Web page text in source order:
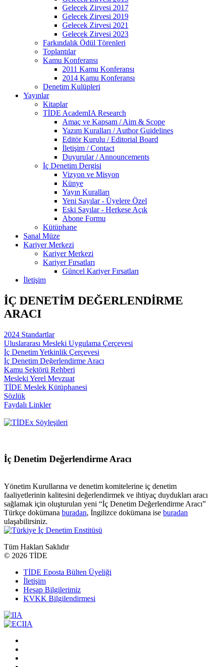
Gelecek Zirvesi 2017
Gelecek Zirvesi 2019
Gelecek Zirvesi 2021
Gelecek Zirvesi 2023
Farkındalık Ödül Törenleri
Toplantılar
Kamu Konferansı
2011 Kamu Konferansı
2014 Kamu Konferansı
Denetim Kulüpleri
Yayınlar
Kitaplar
TİDE AcademIA Research
Amaç ve Kapsam / Aim & Scope
Yazım Kuralları / Author Guidelines
Editör Kurulu / Editorial Board
İletişim / Contact
Duyurular / Announcements
İç Denetim Dergisi
Vizyon ve Misyon
Künye
Yayın Kuralları
Yeni Sayılar - Üyelere Özel
Eski Sayılar - Herkese Açık
Abone Formu
Kütüphane
Sanal Müze
Kariyer Merkezi
Kariyer Merkezi
Kariyer Fırsatları
Güncel Kariyer Fırsatları
İletişim
İÇ DENETİM DEĞERLENDİRME
ARACI
2024 Standartlar
Uluslararası Mesleki Uygulama Çerçevesi
İç Denetim Yetkinlik Çerçevesi
İç Denetim Değerlendirme Aracı
Kamu Sektörü Rehberi
Mesleki Yerel Mevzuat
TİDE Meslek Kütüphanesi
Sözlük
Faydalı Linkler
İç Denetim Değerlendirme Aracı
Yönetim Kurullarına ve denetim komitelerine iç denetim
faaliyetlerinin kalitesini değerlendirmek ve ihtiyaç duydukları aracı
sağlamak için oluşturulan yeni “İç Denetim Değerlendirme Aracı”
Türkçe dokümana buradan, İngilizce dokümana ise buradan
ulaşabilirsiniz.
Tüm Hakları Saklıdır
© 2026 TİDE
TİDE Eposta Bülten Üyeliği
İletişim
Hesap Bilgilerimiz
KVKK Bilgilendirmesi